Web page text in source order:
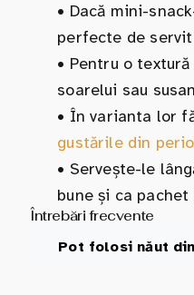
• Dacă mini-
perfecte de servit
• Pentru o
soarelui sau
• În varianta lor
gustările din
• Servește-le
bune și ca
Întrebări frecvente
Pot folosi năut